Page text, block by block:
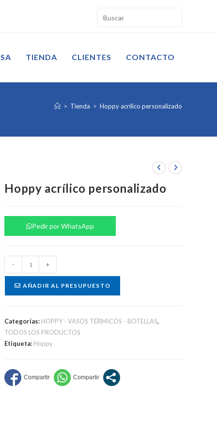
TIENDA CLIENTES CONTACTO
> Tienda > Hoppy acrílico personalizado
Hoppy acrílico personalizado
Pedir por WhatsApp
acrílico
personalizado
cantidad
- +
AÑADIR AL PRESUPUESTO
Categorías: HOPPY - VASOS TÉRMICOS - BOTELLAS,
TODOS LOS PRODUCTOS
Etiqueta: Hoppy